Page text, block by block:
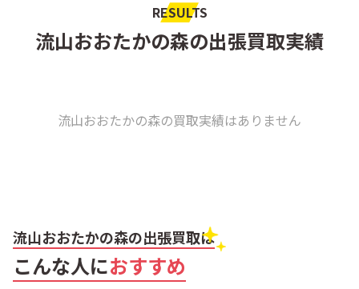
RESULTS
流山おおたかの森の出張買取実績
流山おおたかの森の買取実績はありません
流山おおたかの森の出張買取は
こんな人におすすめ